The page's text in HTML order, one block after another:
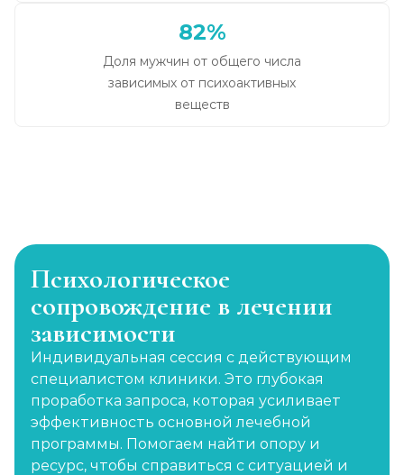
82%
Доля мужчин от общего числа
зависимых от психоактивных
веществ
Психологическое
сопровождение в лечении
зависимости
Индивидуальная сессия с действующим
специалистом клиники. Это глубокая
проработка запроса, которая усиливает
эффективность основной лечебной
программы. Помогаем найти опору и
ресурс, чтобы справиться с ситуацией и